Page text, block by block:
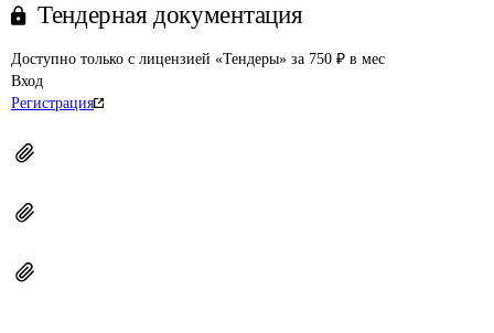
Тендерная документация
Доступно только с лицензией «Тендеры» за 750 ₽ в мес
Вход
Регистрация